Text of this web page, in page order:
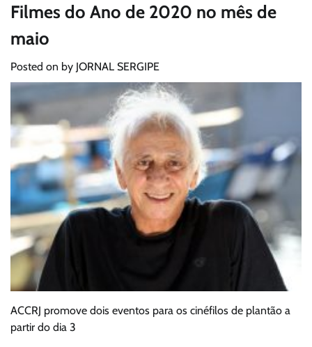
Filmes do Ano de 2020 no mês de
maio
Posted on by JORNAL SERGIPE
ACCRJ promove dois eventos para os cinéfilos de plantão a
partir do dia 3